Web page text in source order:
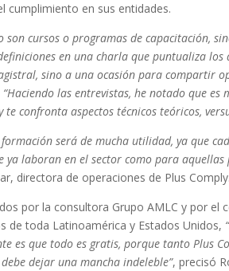
cumplimiento en sus entidades.
son cursos o programas de capacitación,
en una charla que puntualiza los
sino a una ocasión para compartir
“Haciendo las entrevistas, he notado que es
confronta aspectos técnicos teóricos,
será de mucha utilidad, ya que
laboran en el sector como para aquellas
directora de operaciones de Plus Comply.
por la consultora Grupo AMLC y por el
de toda Latinoamérica y Estados Unidos,
es que todo es gratis, porque tanto Plus
dejar una mancha indeleble”, precisó